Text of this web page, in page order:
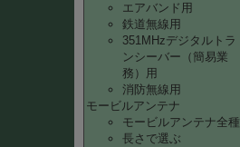
エアバンド用
鉄道無線用
351MHzデジタルトラ
ンシーバー（簡易業
務）用
消防無線用
モービルアンテナ
モービルアンテナ全種
長さで選ぶ